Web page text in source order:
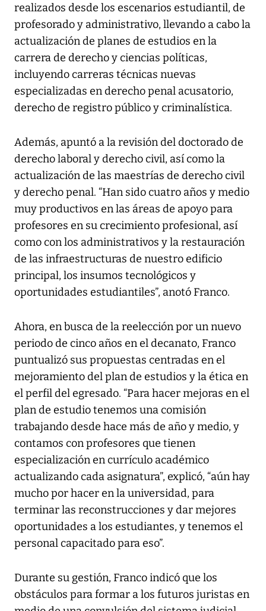
realizados desde los escenarios estudiantil, de
profesorado y administrativo, llevando a cabo la
actualización de planes de estudios en la
carrera de derecho y ciencias políticas,
incluyendo carreras técnicas nuevas
especializadas en derecho penal acusatorio,
derecho de registro público y criminalística.
Además, apuntó a la revisión del doctorado de
derecho laboral y derecho civil, así como la
actualización de las maestrías de derecho civil
y derecho penal. “Han sido cuatro años y medio
muy productivos en las áreas de apoyo para
profesores en su crecimiento profesional, así
como con los administrativos y la restauración
de las infraestructuras de nuestro edificio
principal, los insumos tecnológicos y
oportunidades estudiantiles”, anotó Franco.
Ahora, en busca de la reelección por un nuevo
periodo de cinco años en el decanato, Franco
puntualizó sus propuestas centradas en el
mejoramiento del plan de estudios y la ética en
el perfil del egresado. “Para hacer mejoras en el
plan de estudio tenemos una comisión
trabajando desde hace más de año y medio, y
contamos con profesores que tienen
especialización en currículo académico
actualizando cada asignatura”, explicó, “aún hay
mucho por hacer en la universidad, para
terminar las reconstrucciones y dar mejores
oportunidades a los estudiantes, y tenemos el
personal capacitado para eso”.
Durante su gestión, Franco indicó que los
obstáculos para formar a los futuros juristas en